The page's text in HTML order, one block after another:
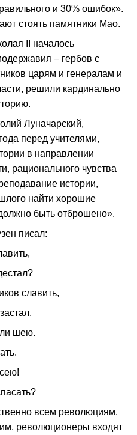
и 30% ошибок».
стоять памятники Мао.
II началось
– гербов с
царям и генералам и
решили кардинально
Луначарский,
перед учителями,
в направлении
рационального чувства
истории,
найти хорошие
быть отброшено».
писал:
славить,
шею.
всем революциям.
революционеры входят